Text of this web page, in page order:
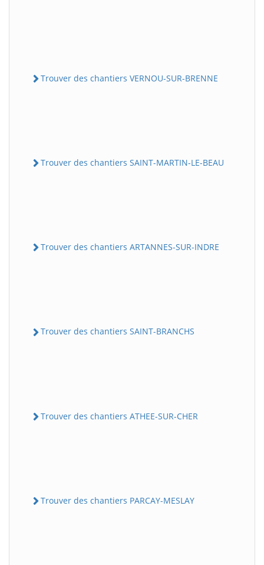
Trouver des chantiers VERNOU-SUR-BRENNE
Trouver des chantiers SAINT-MARTIN-LE-BEAU
Trouver des chantiers ARTANNES-SUR-INDRE
Trouver des chantiers SAINT-BRANCHS
Trouver des chantiers ATHEE-SUR-CHER
Trouver des chantiers PARCAY-MESLAY